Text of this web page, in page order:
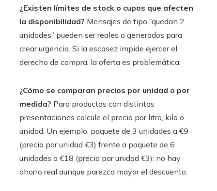
¿Existen límites de stock o cupos que afecten
la disponibilidad? Mensajes de tipo “quedan 2
unidades” pueden ser reales o generados para
crear urgencia. Si la escasez impide ejercer el
derecho de compra, la oferta es problemática.
¿Cómo se comparan precios por unidad o por
medida? Para productos con distintas
presentaciones calcule el precio por litro, kilo o
unidad. Un ejemplo: paquete de 3 unidades a €9
(precio por unidad €3) frente a paquete de 6
unidades a €18 (precio por unidad €3): no hay
ahorro real aunque parezca mayor el descuento.